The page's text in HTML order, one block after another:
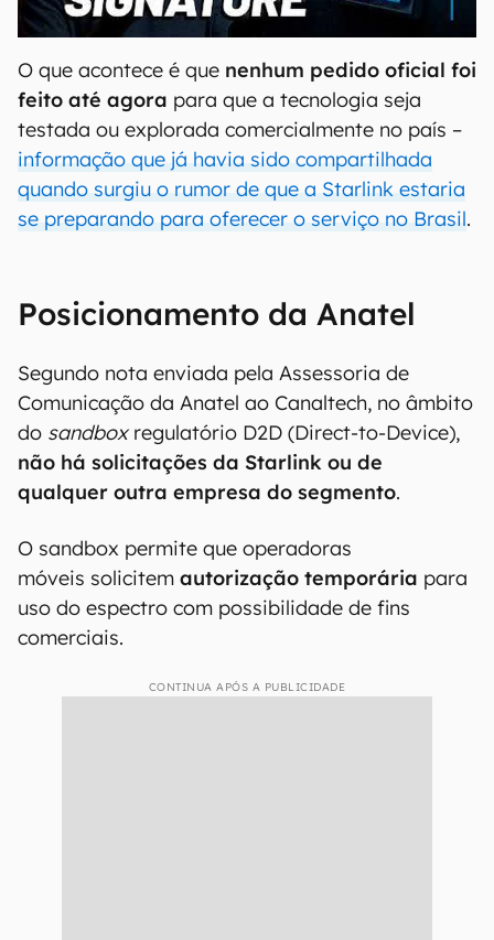
00:00/20:46
O que acontece é que nenhum pedido oficial foi
feito até agora para que a tecnologia seja
testada ou explorada comercialmente no país –
informação que já havia sido compartilhada
quando surgiu o rumor de que a Starlink estaria
se preparando para oferecer o serviço no Brasil.
Posicionamento da Anatel
Segundo nota enviada pela Assessoria de
Comunicação da Anatel ao Canaltech, no âmbito
do sandboxregulatório D2D (Direct-to-Device),
não há solicitações da Starlink ou de
qualquer outra empresa do segmento.
O sandbox permite que operadoras
móveis solicitem autorização temporária para
uso do espectro com possibilidade de fins
comerciais.
CONTINUA APÓS A PUBLICIDADE